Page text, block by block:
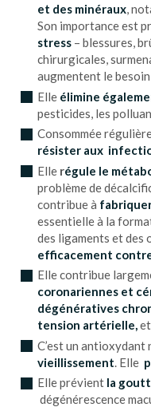
et des minéraux,
Son importance est
stress – blessures,
chirurgicales,
augmentent le
Elle élimine
pesticides, les
Consommée
résister aux
Elle régule le
problème de
contribue à
essentielle à la
des ligaments et des
efficacement
Elle contribue
coronariennes et
dégénératives
tension artérielle,
C’est un antioxydant
vieillissement . Elle
Elle prévient la
dégénérescence